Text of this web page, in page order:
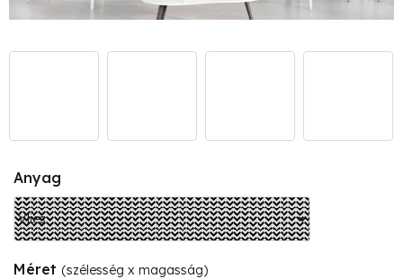
Anyag
Méret (szélesség x magasság)